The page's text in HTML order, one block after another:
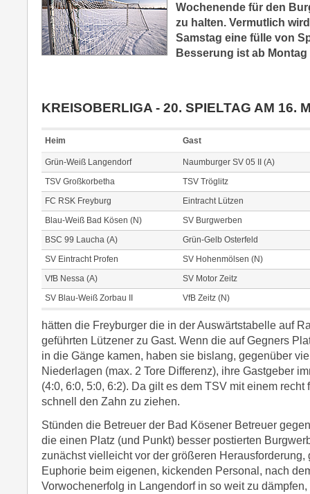
Wochenende für den
zu halten. Vermutlich
Samstag eine fülle von
Besserung ist ab Montag
KREISOBERLIGA - 20. SPIELTAG AM 16.
Heim Gast
Grün-Weiß Langendorf
Naumburger SV 05 II (A)
TSV Großkorbetha
TSV Tröglitz
FC RSK Freyburg
Eintracht Lützen
Blau-Weiß Bad Kösen (N)
SV Burgwerben
BSC 99 Laucha (A)
Grün-Gelb Osterfeld
SV Eintracht Profen
SV Hohenmölsen (N)
VfB Nessa (A)
SV Motor Zeitz
SV Blau-Weiß Zorbau II
VfB Zeitz (N)
hätten die Freyburger die in der Auswärtstabelle auf
geführten Lützener zu Gast. Wenn die auf Gegners
in die Gänge kamen, haben sie bislang, gegenüber
Niederlagen (max. 2 Tore Differenz), ihre Gastgeber
(4:0, 6:0, 5:0, 6:2). Da gilt es dem TSV mit einem recht
schnell den Zahn zu ziehen.
Stünden die Betreuer der Bad Kösener Betreuer
die einen Platz (und Punkt) besser postierten
zunächst vielleicht vor der größeren Herausforderung,
Euphorie beim eigenen, kickenden Personal, nach
Vorwochenerfolg in Langendorf in so weit zu